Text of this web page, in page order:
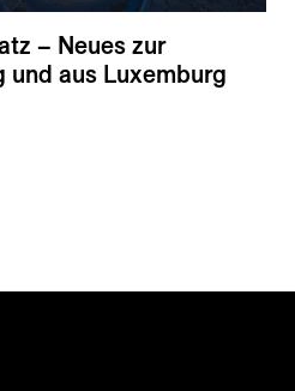
– Neues zur
und aus Luxemburg